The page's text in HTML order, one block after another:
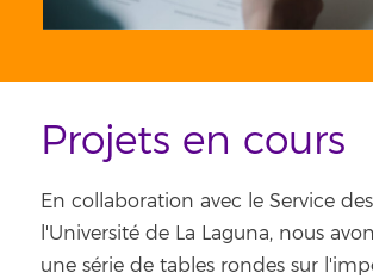
Projets en cours
En collaboration avec le Service
l'Université de La Laguna, nous
une série de tables rondes sur